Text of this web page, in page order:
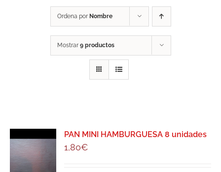
Ordena por Nombre
Mostrar 9 productos
PAN MINI HAMBURGUESA 8 unidades
1,80€